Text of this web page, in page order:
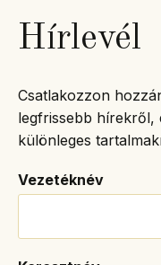
Hírlevél
Csatlakozzon
legfrissebb hírekről,
különleges
Vezetéknév